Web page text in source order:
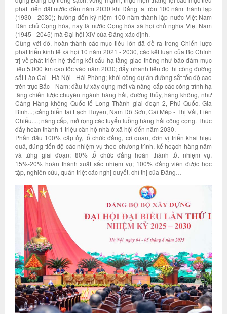
phát triển đất nước đến năm 2030 khi Đảng ta tròn 100 năm thành lập
(1930 - 2030); hướng đến kỷ niệm 100 năm thành lập nước Việt Nam
Dân chủ Cộng hòa, nay là nước Cộng hòa xã hội chủ nghĩa Việt Nam
(1945 - 2045) mà Đại hội XIV của Đảng xác định.
Cùng với đó, hoàn thành các mục tiêu lớn đã đề ra trong Chiến lược
phát triển kinh tế xã hội 10 năm 2021 - 2030, các kết luận của Bộ Chính
trị về phát triển hệ thống kết cấu hạ tầng giao thông như bảo đảm mục
tiêu 5.000 km cao tốc vào năm 2030; đẩy nhanh tiến độ thi công đường
sắt Lào Cai - Hà Nội - Hải Phòng; khởi công dự án đường sắt tốc độ cao
trên trục Bắc - Nam; đầu tư xây dựng mới và nâng cấp các công trình hạ
tầng chiến lược chuyên ngành hàng hải, đường thủy, hàng không, như
Cảng Hàng không Quốc tế Long Thành giai đoạn 2, Phú Quốc, Gia
Bình...; cảng biển tại Lạch Huyện, Nam Đồ Sơn, Cái Mép - Thị Vải, Liên
Chiểu....; nâng cấp, mở rộng các tuyến luồng hàng hải công cộng. Thúc
đẩy hoàn thành 1 triệu căn hộ nhà ở xã hội đến năm 2030.
Phấn đấu 100% cấp ủy, tổ chức đảng, cơ quan, đơn vị triển khai hiệu
quả, đúng tiến độ các nhiệm vụ theo chương trình, kế hoạch hàng năm
và từng giai đoạn; 80% tổ chức đảng hoàn thành tốt nhiệm vụ,
15%-20% hoàn thành xuất sắc nhiệm vụ; 100% đảng viên được học
tập, nghiên cứu, quán triệt các nghị quyết, chỉ thị của Đảng…